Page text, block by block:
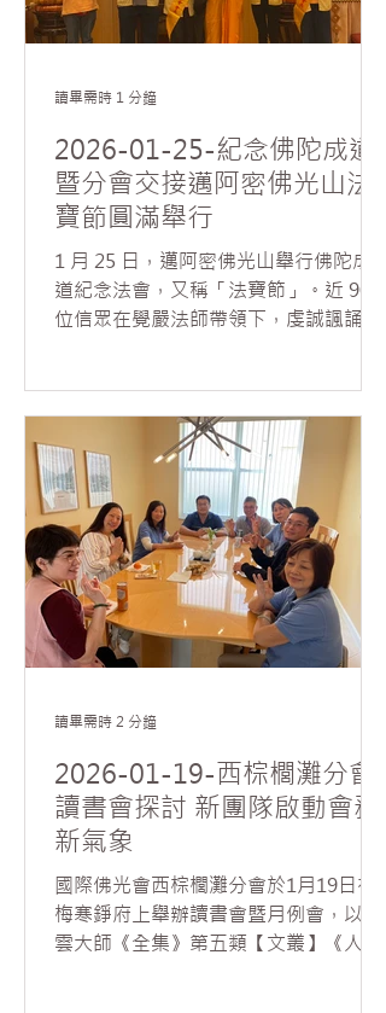
下，於佛前誦讀《藥師灌頂真言》，並
恭讀星雲大師〈為義工祈願文〉。隨後
大雄寶殿，西棕櫚灘分會清理五觀堂並
館，羅德岱堡分會則負責大寮清潔。大
家分工合作，自備工具，齊心為莊嚴道
場而努力。三個小時完成清潔任務，協
會也準備好精美甜點犒勞每一位發心的
義工。 值得一提的是午齋前，應兩位協
會會員誠摯邀請，覺嚴法師帶領大眾為
其新車灑淨祝禱，祈願行車平安、出入
2026-01-25-紀念佛陀成道
暨分會交接邁阿密佛光山法
寶節圓滿舉行
1 月 25 日，邁阿密佛光山舉行佛陀成
道紀念法會，又稱「法寶節」。近 90
位信眾在覺嚴法師帶領下，虔誠諷誦
以及表揚佛學會考榮獲滿分的會員，頒
贈獎狀。透過會務傳承與教育成果的肯
定，與大眾共同紀念佛陀成道的殊勝因
緣，現場氣氛溫馨法喜。 當日上午，常
住準備臘八粥與大眾結緣，分享佛陀成
道的喜悅。各分會幹部亦分批協助包裝
與發送，共送出近1,200 份臘八粥，與
會員及社會各界人士廣結善緣，展現人
間佛教弘法利生、服務社會的精神。
讀畢需時 1 分鐘
2026-01-19-西棕櫚灘分會
讀書會探討 新團隊啟動會務
新氣象
國際佛光會西棕櫚灘分會於1月19日在
梅寒錚府上舉辦讀書會暨月例會，以星
雲大師《全集》第五類【文叢】《人間
讀畢需時 2 分鐘